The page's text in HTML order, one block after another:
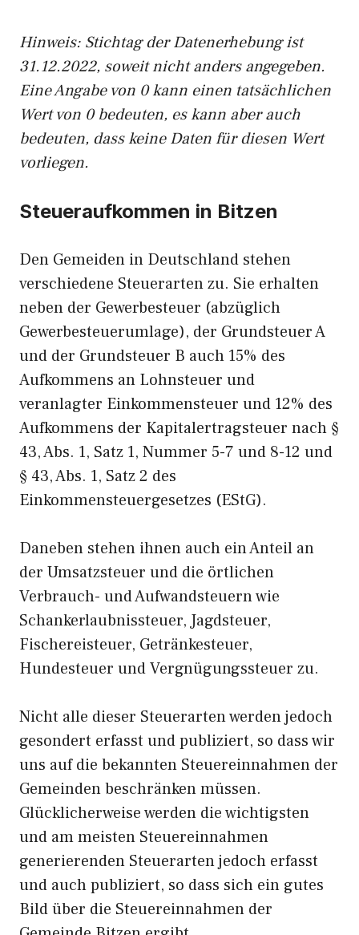
Hinweis: Stichtag der Datenerhebung ist
31.12.2022, soweit nicht anders angegeben.
Eine Angabe von 0 kann einen tatsächlichen
Wert von 0 bedeuten, es kann aber auch
bedeuten, dass keine Daten für diesen Wert
vorliegen.
Steueraufkommen in Bitzen
Den Gemeiden in Deutschland stehen
verschiedene Steuerarten zu. Sie erhalten
neben der Gewerbesteuer (abzüglich
Gewerbesteuerumlage), der Grundsteuer A
und der Grundsteuer B auch 15% des
Aufkommens an Lohnsteuer und
veranlagter Einkommensteuer und 12% des
Aufkommens der Kapitalertragsteuer nach §
43, Abs. 1, Satz 1, Nummer 5-7 und 8-12 und
§ 43, Abs. 1, Satz 2 des
Einkommensteuergesetzes (EStG).
Daneben stehen ihnen auch ein Anteil an
der Umsatzsteuer und die örtlichen
Verbrauch- und Aufwandsteuern wie
Schankerlaubnissteuer, Jagdsteuer,
Fischereisteuer, Getränkesteuer,
Hundesteuer und Vergnügungssteuer zu.
Nicht alle dieser Steuerarten werden jedoch
gesondert erfasst und publiziert, so dass wir
uns auf die bekannten Steuereinnahmen der
Gemeinden beschränken müssen.
Glücklicherweise werden die wichtigsten
und am meisten Steuereinnahmen
generierenden Steuerarten jedoch erfasst
und auch publiziert, so dass sich ein gutes
Bild über die Steuereinnahmen der